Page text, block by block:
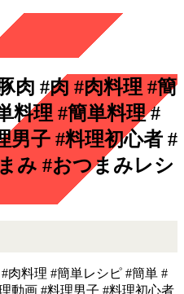
肉 #肉 #肉料理 #簡
料理 #簡単料理 #
男子 #料理初心者 #
み #おつまみレシ